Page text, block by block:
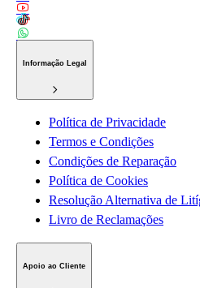
Informação Legal
Política de Privacidade
Termos e Condições
Condições de Reparação
Política de Cookies
Resolução Alternativa de
Livro de Reclamações
Apoio ao Cliente